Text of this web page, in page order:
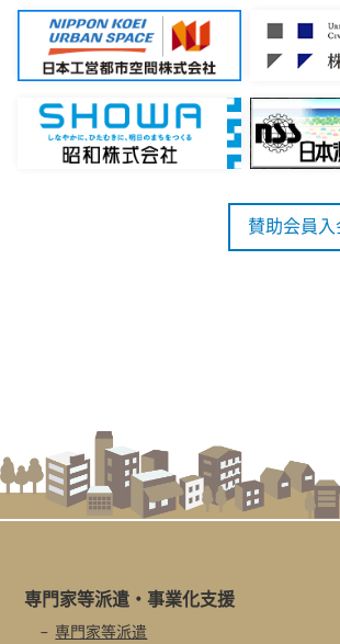
賛助会員
専門家等派遣・事業化支援
専門家等派遣